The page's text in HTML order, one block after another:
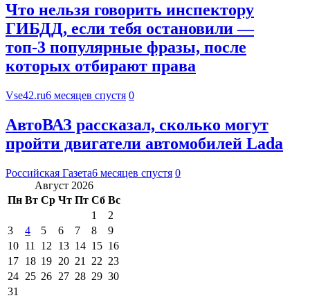
Что нельзя говорить инспектору
ГИБДД, если тебя остановили —
топ-3 популярные фразы, после
которых отбирают права
Vse42.ru6 месяцев спустя 0
АвтоВАЗ рассказал, сколько могут
пройти двигатели автомобилей Lada
Российская Газета6 месяцев спустя 0
Август 2026
Пн Вт Ср Чт Пт Сб Вс
1
2
3
4 5 6 7 8
9
10 11 12 13 14 15 16
17 18 19 20 21 22 23
24 25 26 27 28 29 30
31